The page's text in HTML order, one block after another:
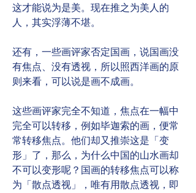
这才能说为是美。现在推之为美人的
人，其实浮薄不堪。
还有，一些画评家否定国画，说国画没
有焦点、没有透视，所以照西洋画的原
则来看，可以说是画不成画。
这些画评家完全不知道，焦点在一幅中
完全可以转移，例如毕迦索的画，便常
常转移焦点。他们却又推崇这是「变
形」了，那么，为什么中国的山水画却
不可以变形呢？国画的转移焦点可以称
为「散点透视」，唯有用散点透视，即